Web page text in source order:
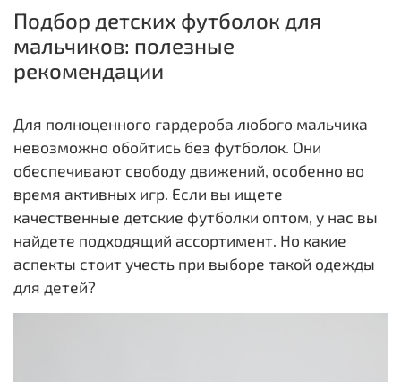
Подбор детских футболок для
мальчиков: полезные
рекомендации
Для полноценного гардероба любого мальчика
невозможно обойтись без футболок. Они
обеспечивают свободу движений, особенно во
время активных игр. Если вы ищете
качественные детские футболки оптом, у нас вы
найдете подходящий ассортимент. Но какие
аспекты стоит учесть при выборе такой одежды
для детей?